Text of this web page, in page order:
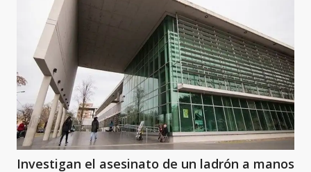
Investigan el asesinato de un ladrón a manos